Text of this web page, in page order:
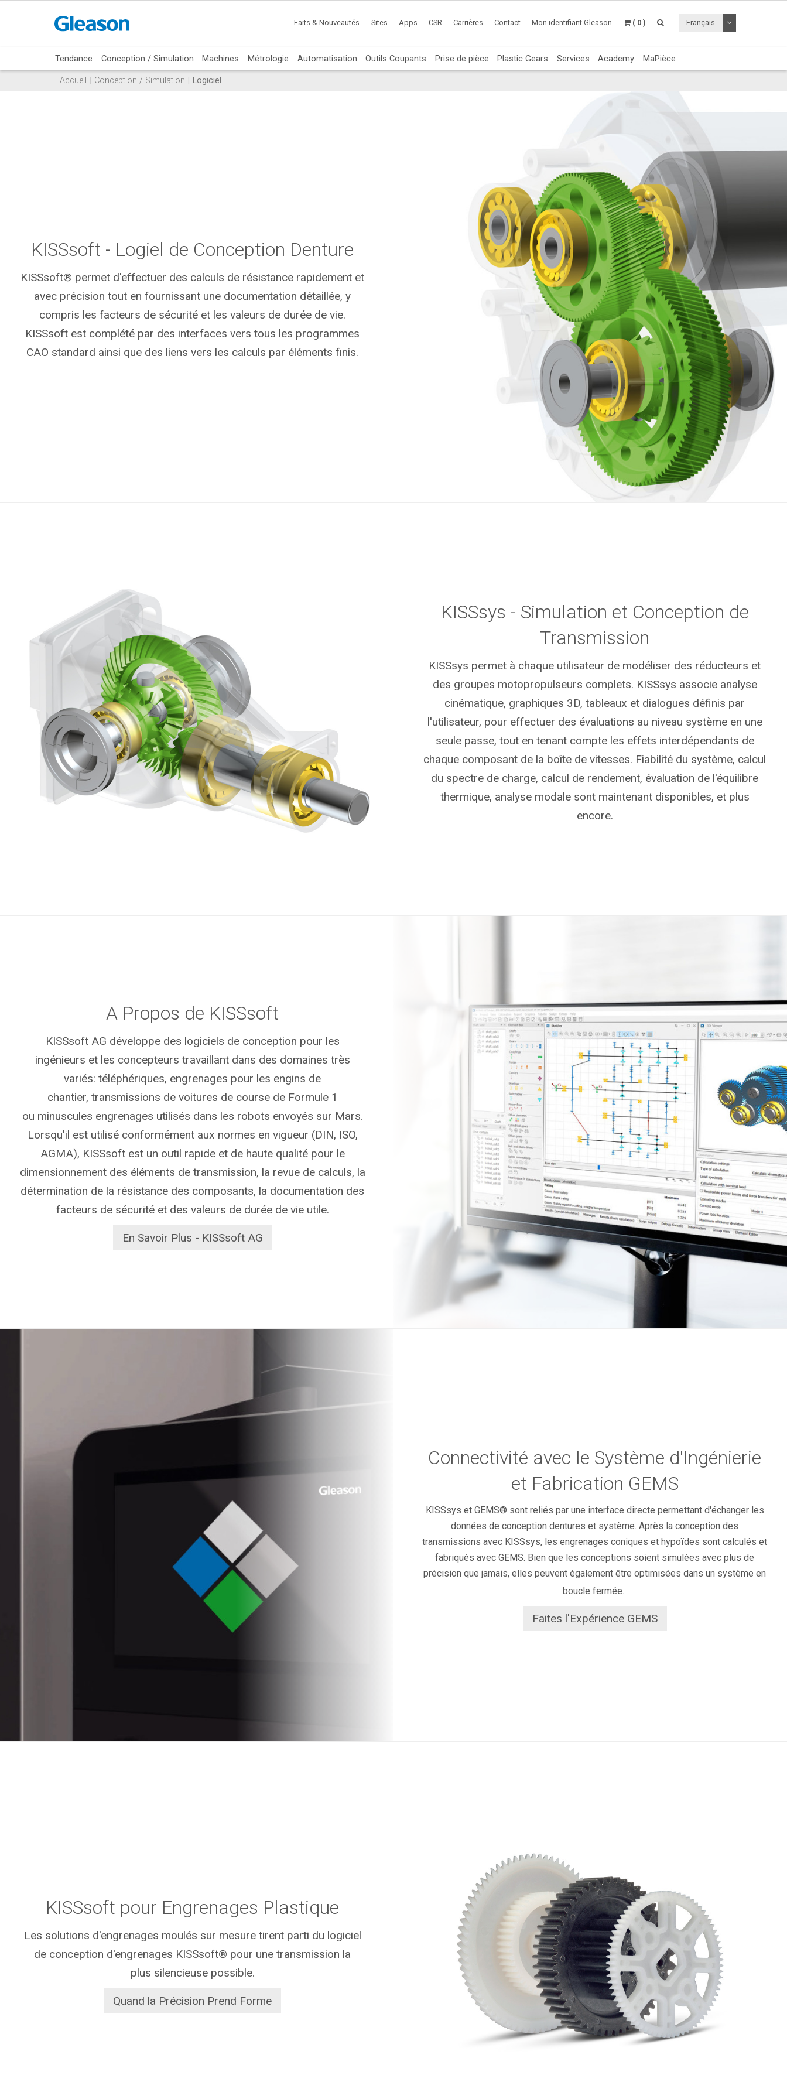
Faits & Nouveautés Sites Apps CSR Carrières Contact Mon identifiant Gleason ( 0 ) Français Utiliser le menu
Tendance Conception / Simulation Machines Métrologie Automatisation Outils Coupants Prise de pièce Plastic Gears Services Academy MaPièce
Accueil Conception / Simulation Logiciel
KISSsoft - Logiel de Conception Denture
KISSsoft® permet d'effectuer des calculs de résistance rapidement et
avec précision tout en fournissant une documentation détaillée, y
compris les facteurs de sécurité et les valeurs de durée de vie.
KISSsoft est complété par des interfaces vers tous les programmes
CAO standard ainsi que des liens vers les calculs par éléments finis.
KISSsys - Simulation et Conception de
Transmission
KISSsys permet à chaque utilisateur de modéliser des réducteurs et
des groupes motopropulseurs complets. KISSsys associe analyse
cinématique, graphiques 3D, tableaux et dialogues définis par
l'utilisateur, pour effectuer des évaluations au niveau système en une
seule passe, tout en tenant compte les effets interdépendants de
chaque composant de la boîte de vitesses. Fiabilité du système, calcul
du spectre de charge, calcul de rendement, évaluation de l'équilibre
thermique, analyse modale sont maintenant disponibles, et plus
encore.
A Propos de KISSsoft
KISSsoft AG développe des logiciels de conception pour les
ingénieurs et les concepteurs travaillant dans des domaines très
variés: téléphériques, engrenages pour les engins de
chantier, transmissions de voitures de course de Formule 1
ou minuscules engrenages utilisés dans les robots envoyés sur Mars.
Lorsqu'il est utilisé conformément aux normes en vigueur (DIN, ISO,
AGMA), KISSsoft est un outil rapide et de haute qualité pour le
dimensionnement des éléments de transmission, la revue de calculs, la
détermination de la résistance des composants, la documentation des
facteurs de sécurité et des valeurs de durée de vie utile.
En Savoir Plus - KISSsoft AG
Connectivité avec le Système d'Ingénierie
et Fabrication GEMS
KISSsys et GEMS® sont reliés par une interface directe permettant d'échanger les
données de conception dentures et système. Après la conception des
transmissions avec KISSsys, les engrenages coniques et hypoïdes sont calculés et
fabriqués avec GEMS. Bien que les conceptions soient simulées avec plus de
précision que jamais, elles peuvent également être optimisées dans un système en
boucle fermée.
Faites l'Expérience GEMS
KISSsoft pour Engrenages Plastique
Les solutions d'engrenages moulés sur mesure tirent parti du logiciel
de conception d'engrenages KISSsoft® pour une transmission la
plus silencieuse possible.
Quand la Précision Prend Forme